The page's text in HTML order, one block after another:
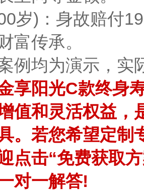
岁)​​：身故赔付
富传承。
例均为演示，实
享阳光C款终身
值和灵活权益，
。若您希望定制
点击“​​免费获取
对一解答!